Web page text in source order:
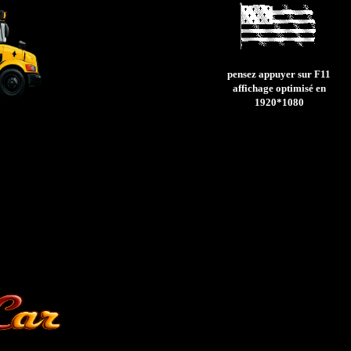
pensez appuyer sur F11
affichage optimisé en
1920*1080